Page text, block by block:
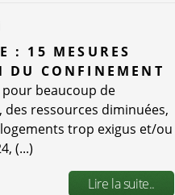
: 15 MESURES
DU CONFINEMENT
beaucoup de
ressources diminuées,
trop exigus et/ou
(...)
Lire la suite..